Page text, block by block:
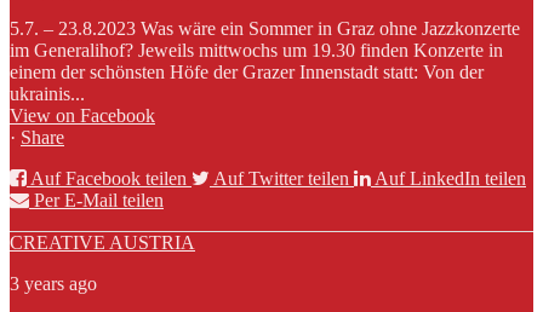
5.7. – 23.8.2023 Was wäre ein Sommer in Graz ohne Jazzkonzerte
im Generalihof? Jeweils mittwochs um 19.30 finden Konzerte in
einem der schönsten Höfe der Grazer Innenstadt statt: Von der
ukrainis...
View on Facebook
· Share
Auf Facebook teilen
Auf Twitter teilen
Auf LinkedIn teilen
Per E-Mail teilen
CREATIVE AUSTRIA
3 years ago